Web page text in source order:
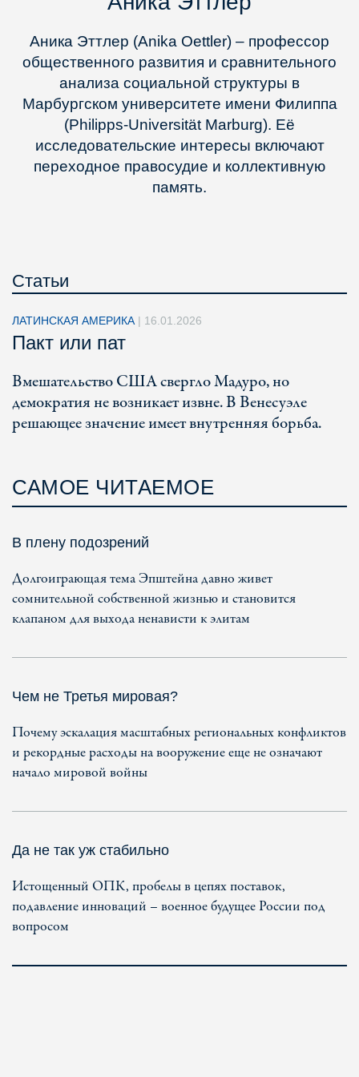
Аника Эттлер (Anika Oettler) – профессор
общественного развития и сравнительного
анализа социальной структуры в
Марбургском университете имени Филиппа
(Philipps-Universität Marburg). Её
исследовательские интересы включают
переходное правосудие и коллективную
память.
Статьи
ЛАТИНСКАЯ АМЕРИКА | 16.01.2026
Пакт или пат
Вмешательство США свергло Мадуро, но
демократия не возникает извне. В Венесуэле
решающее значение имеет внутренняя борьба.
САМОЕ ЧИТАЕМОЕ
В плену подозрений
Долгоиграющая тема Эпштейна давно живет
сомнительной собственной жизнью и становится
клапаном для выхода ненависти к элитам
Чем не Третья мировая?
Почему эскалация масштабных региональных конфликтов
и рекордные расходы на вооружение еще не означают
начало мировой войны
Да не так уж стабильно
Истощенный ОПК, пробелы в цепях поставок,
подавление инноваций – военное будущее России под
вопросом